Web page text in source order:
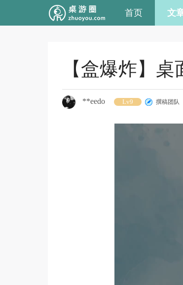
首页 文
【盒爆炸】
**eedo Lv9 撰稿团队